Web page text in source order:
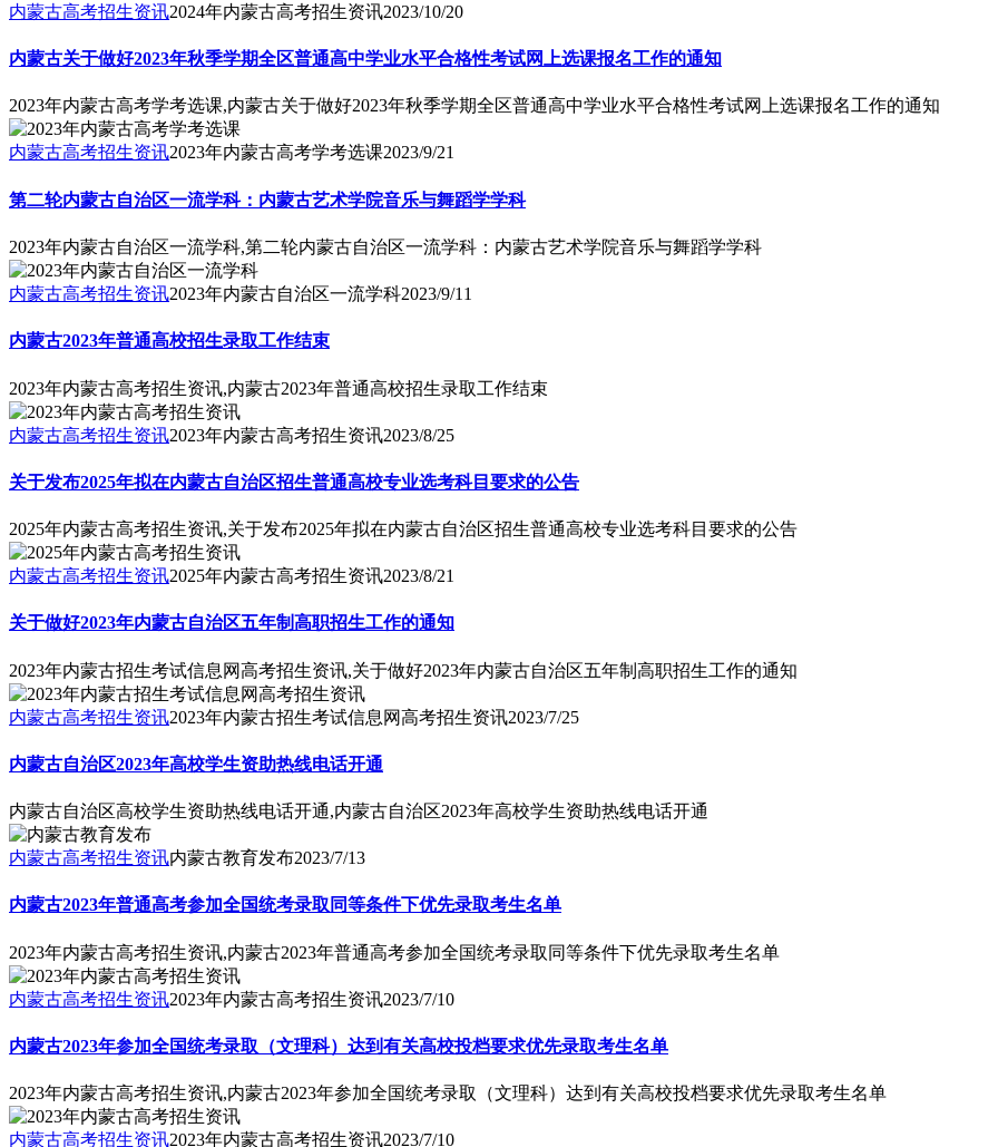
内蒙古高考招生资讯2024年内蒙古高考招生资讯2023/10/20
内蒙古关于做好2023年秋季学期全区普通高中学业水平合格性考试网上选课报名工作的通知
2023年内蒙古高考学考选课,内蒙古关于做好2023年秋季学期全区普通高中学业水平合格性考试网上选课报名工作的通知
内蒙古高考招生资讯2023年内蒙古高考学考选课2023/9/21
第二轮内蒙古自治区一流学科：内蒙古艺术学院音乐与舞蹈学学科
2023年内蒙古自治区一流学科,第二轮内蒙古自治区一流学科：内蒙古艺术学院音乐与舞蹈学学科
内蒙古高考招生资讯2023年内蒙古自治区一流学科2023/9/11
内蒙古2023年普通高校招生录取工作结束
2023年内蒙古高考招生资讯,内蒙古2023年普通高校招生录取工作结束
内蒙古高考招生资讯2023年内蒙古高考招生资讯2023/8/25
关于发布2025年拟在内蒙古自治区招生普通高校专业选考科目要求的公告
2025年内蒙古高考招生资讯,关于发布2025年拟在内蒙古自治区招生普通高校专业选考科目要求的公告
内蒙古高考招生资讯2025年内蒙古高考招生资讯2023/8/21
关于做好2023年内蒙古自治区五年制高职招生工作的通知
2023年内蒙古招生考试信息网高考招生资讯,关于做好2023年内蒙古自治区五年制高职招生工作的通知
内蒙古高考招生资讯2023年内蒙古招生考试信息网高考招生资讯2023/7/25
内蒙古自治区2023年高校学生资助热线电话开通
内蒙古自治区高校学生资助热线电话开通,内蒙古自治区2023年高校学生资助热线电话开通
内蒙古高考招生资讯内蒙古教育发布2023/7/13
内蒙古2023年普通高考参加全国统考录取同等条件下优先录取考生名单
2023年内蒙古高考招生资讯,内蒙古2023年普通高考参加全国统考录取同等条件下优先录取考生名单
内蒙古高考招生资讯2023年内蒙古高考招生资讯2023/7/10
内蒙古2023年参加全国统考录取（文理科）达到有关高校投档要求优先录取考生名单
2023年内蒙古高考招生资讯,内蒙古2023年参加全国统考录取（文理科）达到有关高校投档要求优先录取考生名单
内蒙古高考招生资讯2023年内蒙古高考招生资讯2023/7/10